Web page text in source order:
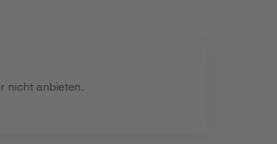
nicht anbieten.